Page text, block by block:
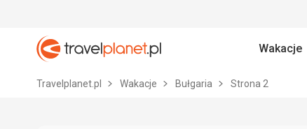
Travelplanet.pl
Wakacje
Travelplanet.pl Wakacje Bułgaria Strona 2